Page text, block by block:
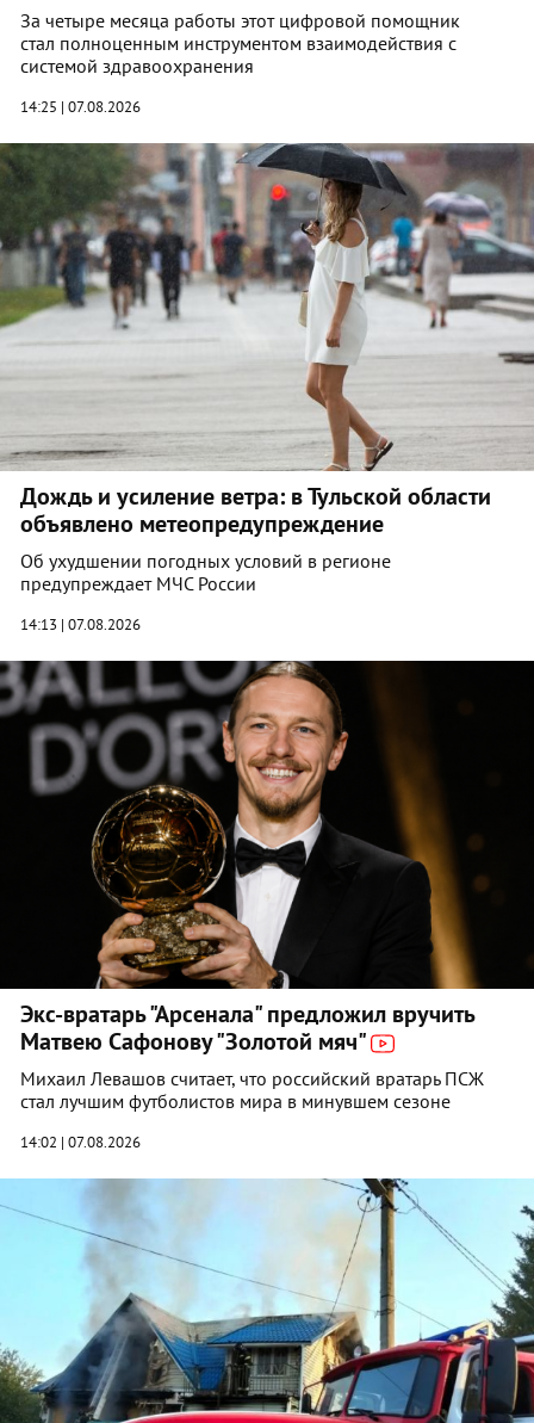
За четыре месяца работы этот цифровой помощник
стал полноценным инструментом взаимодействия с
системой здравоохранения
14:25 | 07.08.2026
Дождь и усиление ветра: в Тульской области
объявлено метеопредупреждение
Об ухудшении погодных условий в регионе
предупреждает МЧС России
14:13 | 07.08.2026
Экс-вратарь "Арсенала" предложил вручить
Матвею Сафонову "Золотой мяч"
Михаил Левашов считает, что российский вратарь ПСЖ
стал лучшим футболистов мира в минувшем сезоне
14:02 | 07.08.2026